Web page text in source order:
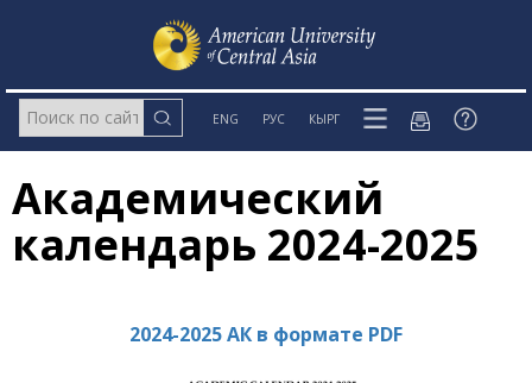
ENG РУС КЫРГ
Академический
календарь 2024-2025
2024-2025 AК в формате PDF